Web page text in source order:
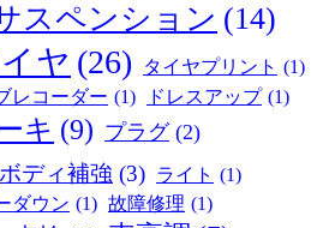
スペンション (14)
ヤ (26) タイヤプリント (1)
レコーダー (1) ドレスアップ (1)
キ (9) プラグ (2)
ボディ補強 (3) ライト (1)
ダウン (1) 故障修理 (1)